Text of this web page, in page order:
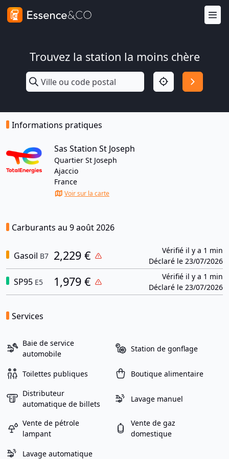
Trouvez la station la moins chère
Informations pratiques
Sas Station St Joseph
Quartier St Joseph
Ajaccio
France
Voir sur la carte
Carburants au 9 août 2026
Gasoil B7 2,229 €
Vérifié il y a 1 min
Déclaré le 23/07/2026
SP95 E5 1,979 €
Vérifié il y a 1 min
Déclaré le 23/07/2026
Services
Baie de service
automobile
Station de gonflage
Toilettes publiques Boutique alimentaire
Distributeur
automatique de billets
Lavage manuel
Vente de pétrole
lampant
Vente de gaz
domestique
Lavage automatique